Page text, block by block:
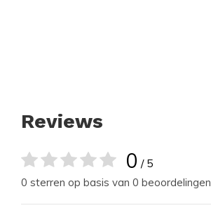
Reviews
0 / 5
0 sterren op basis van 0 beoordelingen